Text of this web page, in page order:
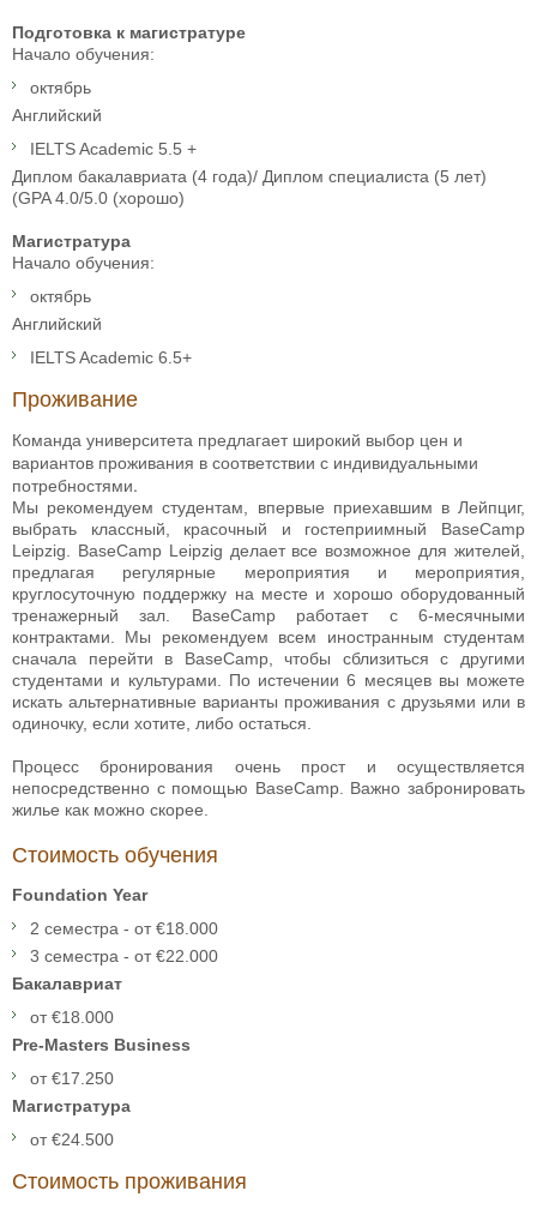
Подготовка к магистратуре
Начало обучения:
октябрь
Английский
IELTS Academic 5.5 +
Диплом бакалавриата (4 года)/ Диплом специалиста (5 лет)
(GPA 4.0/5.0 (хорошо)
Магистратура
Начало обучения:
октябрь
Английский
IELTS Academic 6.5+
Проживание
Команда университета предлагает широкий выбор цен и
вариантов проживания в соответствии с индивидуальными
потребностями.
Мы рекомендуем студентам, впервые приехавшим в Лейпциг,
выбрать классный, красочный и гостеприимный BaseCamp
Leipzig. BaseCamp Leipzig делает все возможное для жителей,
предлагая регулярные мероприятия и мероприятия,
круглосуточную поддержку на месте и хорошо оборудованный
тренажерный зал. BaseCamp работает с 6-месячными
контрактами. Мы рекомендуем всем иностранным студентам
сначала перейти в BaseCamp, чтобы сблизиться с другими
студентами и культурами. По истечении 6 месяцев вы можете
искать альтернативные варианты проживания с друзьями или в
одиночку, если хотите, либо остаться.
Процесс бронирования очень прост и осуществляется
непосредственно с помощью BaseCamp. Важно забронировать
жилье как можно скорее.
Стоимость обучения
Foundation Year
2 семестра - от €18.000
3 семестра - от €22.000
Бакалавриат
от €18.000
Pre-Masters Business
от €17.250
Магистратура
от €24.500
Стоимость проживания